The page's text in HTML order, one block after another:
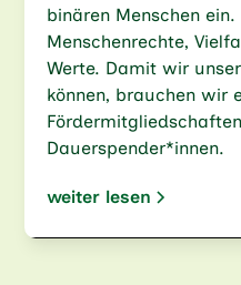
binären Menschen
Menschenrechte,
Werte. Damit wir
können, brauchen wir
Dauerspender*innen.
weiter lesen